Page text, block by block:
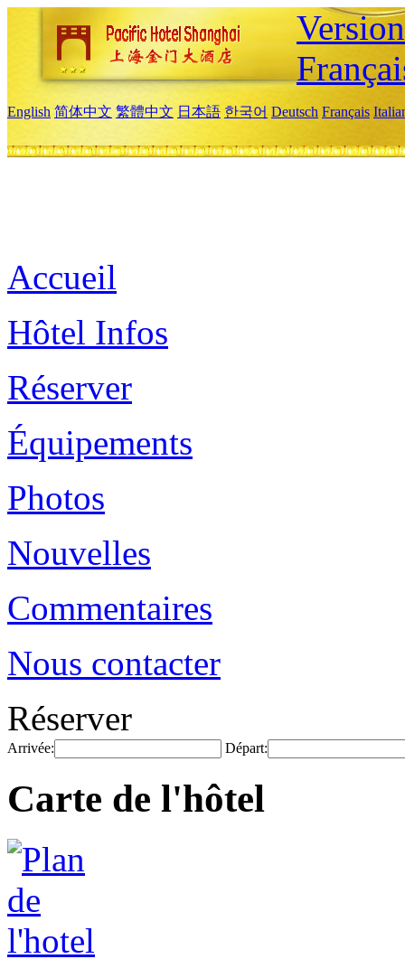
English 简体中文 繁體中文 日本語 한국어 Deutsch Français
Accueil
Hôtel Infos
Réserver
Équipements
Photos
Nouvelles
Commentaires
Nous contacter
Réserver
Arrivée: Départ:
Carte de l'hôtel